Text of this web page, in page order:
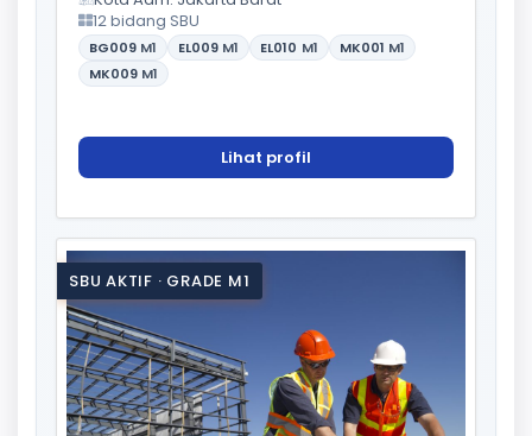
12 bidang SBU
BG009 M1 EL009 M1 EL010 M1 MK001 M1
MK009 M1
Lihat profil
SBU AKTIF · GRADE M1